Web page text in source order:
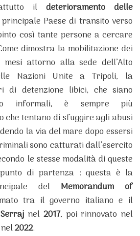
il deterioramento delle
Paese di transito verso
così tante persone a cercare
dimostra la mobilitazione dei
attorno alla sede dell’Alto
Nazioni Unite a Tripoli, la
di detenzione libici, che siano
o informali, è sempre più
che tentano di sfuggire agli abusi
la via del mare dopo essersi
sono catturati dall’esercito
le stesse modalità di queste
di partenza : questa è la
del Memorandum of
tra il governo italiano e il
nel 2017, poi rinnovato nel
2022.